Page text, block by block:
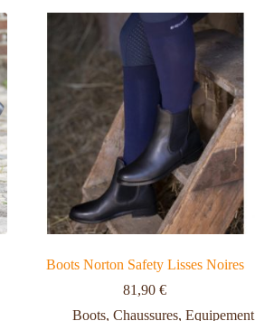
Boots Norton Safety Lisses Noires
81,90€
Boots, Chaussures, Equipement